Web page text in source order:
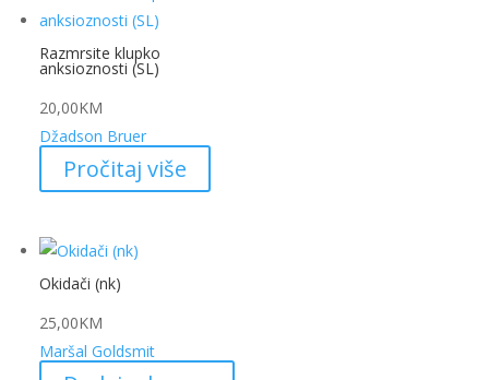
Razmrsite klupko
anksioznosti (SL)
20,00KM
Džadson Bruer
Pročitaj više
Okidači (nk)
25,00KM
Maršal Goldsmit